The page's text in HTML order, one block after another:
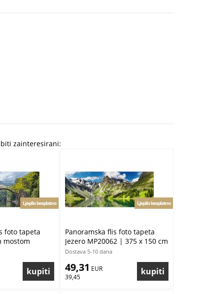
zainteresirani:
foto tapeta
mostom
150 cm
Ljepilo besplatno
Panoramska flis foto tapeta
Jezero MP20062 | 375 x 150 cm
Ljepilo besplatno
Dostava 5-10 dana
49,31 EUR
39,45